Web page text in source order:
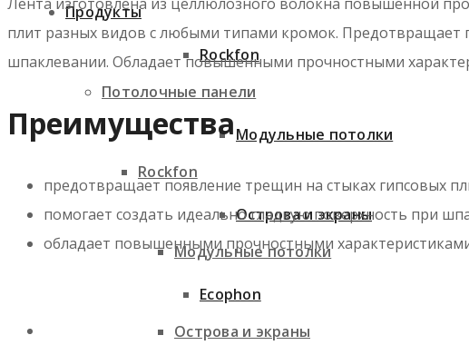
Продукты
Потолочные панели
Rockfon
Модульные потолки
Острова и экраны
Rockfon
Модульные потолки
Острова и экраны
Ecophon
плит разных видов с любыми типами кромок. Предотвращает
шпаклевании. Обладает повышенными прочностными
Преимущества
предотвращает появление трещин на стыках гипсовых
помогает создать идеально гладкую поверхность при
обладает повышенными прочностными